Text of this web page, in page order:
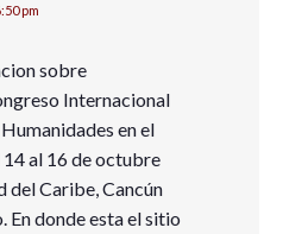
pm
sobre
Internacional
en el
al 16 de octubre
del Caribe, Cancún
En donde esta el sitio